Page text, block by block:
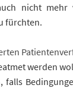
nicht mehr
fürchten.
werden
falls